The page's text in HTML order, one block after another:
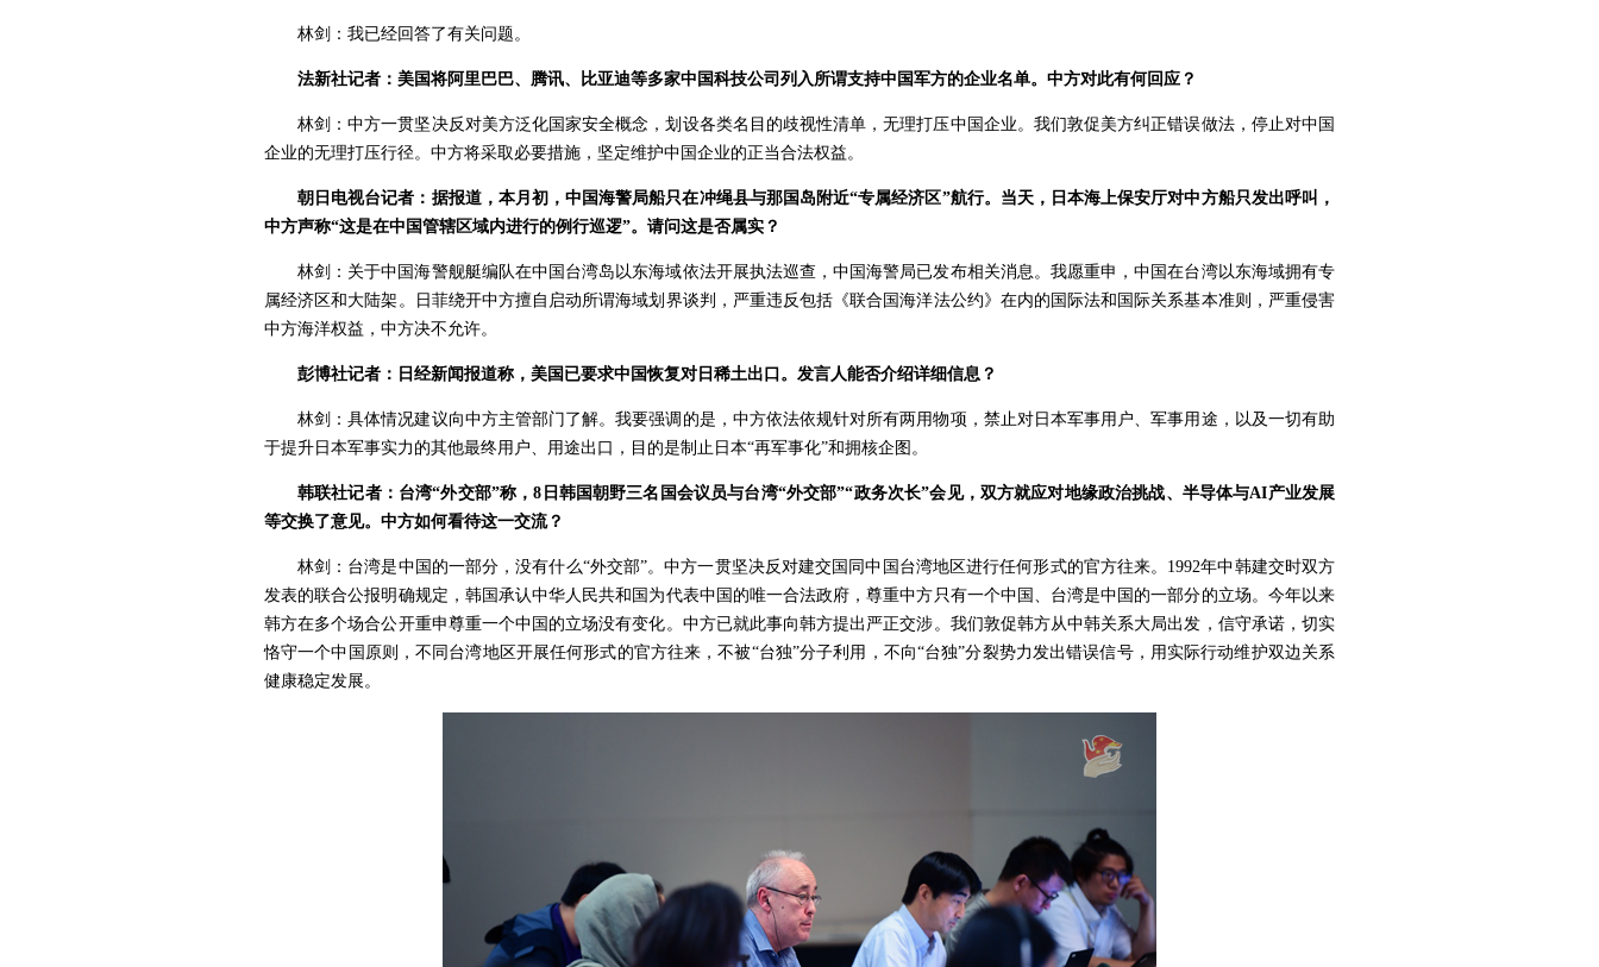
林剑：我已经回答了有关问题。
法新社记者：美国将阿里巴巴、腾讯、比亚迪等多家中国科技公司列入所谓支持中国军方的企业名单。中方对此有何回应？
林剑：中方一贯坚决反对美方泛化国家安全概念，划设各类名目的歧视性清单，无理打压中国企业。我们敦促美方纠正错误做法，停止对中国
企业的无理打压行径。中方将采取必要措施，坚定维护中国企业的正当合法权益。
朝日电视台记者：据报道，本月初，中国海警局船只在冲绳县与那国岛附近“专属经济区”航行。当天，日本海上保安厅对中方船只发出呼叫，
中方声称“这是在中国管辖区域内进行的例行巡逻”。请问这是否属实？
林剑：关于中国海警舰艇编队在中国台湾岛以东海域依法开展执法巡查，中国海警局已发布相关消息。我愿重申，中国在台湾以东海域拥有专
属经济区和大陆架。日菲绕开中方擅自启动所谓海域划界谈判，严重违反包括《联合国海洋法公约》在内的国际法和国际关系基本准则，严重侵害
中方海洋权益，中方决不允许。
彭博社记者：日经新闻报道称，美国已要求中国恢复对日稀土出口。发言人能否介绍详细信息？
林剑：具体情况建议向中方主管部门了解。我要强调的是，中方依法依规针对所有两用物项，禁止对日本军事用户、军事用途，以及一切有助
于提升日本军事实力的其他最终用户、用途出口，目的是制止日本“再军事化”和拥核企图。
韩联社记者：台湾“外交部”称，8日韩国朝野三名国会议员与台湾“外交部”“政务次长”会见，双方就应对地缘政治挑战、半导体与AI产业发展
等交换了意见。中方如何看待这一交流？
林剑：台湾是中国的一部分，没有什么“外交部”。中方一贯坚决反对建交国同中国台湾地区进行任何形式的官方往来。1992年中韩建交时双方
发表的联合公报明确规定，韩国承认中华人民共和国为代表中国的唯一合法政府，尊重中方只有一个中国、台湾是中国的一部分的立场。今年以来
韩方在多个场合公开重申尊重一个中国的立场没有变化。中方已就此事向韩方提出严正交涉。我们敦促韩方从中韩关系大局出发，信守承诺，切实
恪守一个中国原则，不同台湾地区开展任何形式的官方往来，不被“台独”分子利用，不向“台独”分裂势力发出错误信号，用实际行动维护双边关系
健康稳定发展。